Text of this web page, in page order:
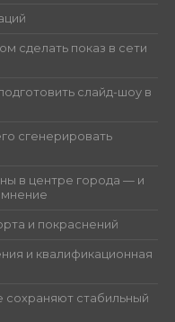
сделать показ в сети
слайд-шоу в
сгенерировать
в центре города — и
и покраснений
и квалификационная
стабильный